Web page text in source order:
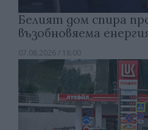
Белият дом спира
възобновяема
07.08.2026 / 18:00